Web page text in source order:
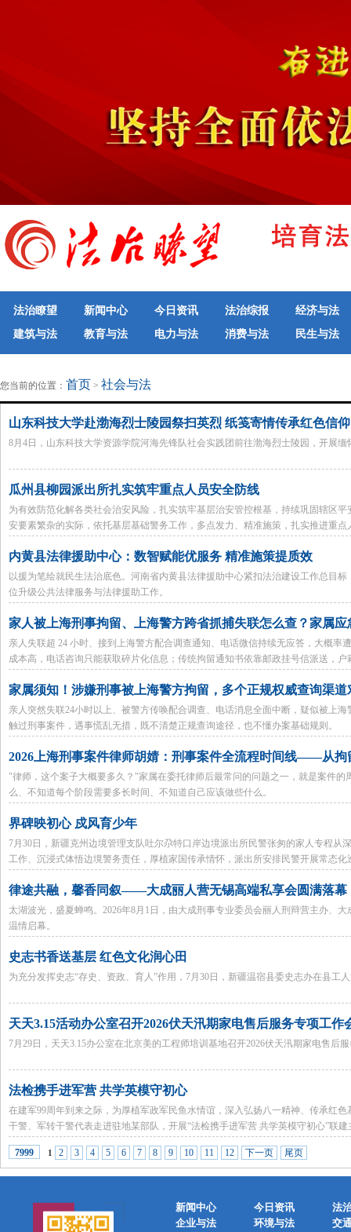
法治瞭望 新闻中心 今日资讯 法治综报
经济与法
建筑与法
教育与法 电力与法 消费与法
民生与法
地方法治联播
律师律所
您当前的位置： 首页 > 社会与法
山东科技大学赴渤海烈士陵园祭扫英烈 纸笺寄情传承红色信仰
8月4日，山东科技大学资源学院河海先锋队社会实践团前往渤海烈士陵园，开展
瓜州县柳园派出所扎实筑牢重点人员安全防线
为有效防范化解各类社会治安风险，扎实筑牢基层治安管控根基，持续巩固辖区
安要素繁杂的实际，依托基层基础警务工作，多点发力、精准施策，扎实推进重
内黄县法律援助中心：数智赋能优服务 精准施策提质效
以援为笔绘就民生法治底色。河南省内黄县法律援助中心紧扣法治建设工作总目
位升级公共法律服务与法律援助工作。
家人被上海刑事拘留、上海警方跨省抓捕失联怎么查？家属应
亲人失联超 24 小时、接到上海警方配合调查通知、电话微信持续无应答，大概
成本高，电话咨询只能获取碎片化信息；传统拘留通知书依靠邮政挂号信派送，
家属须知！涉嫌刑事被上海警方拘留，多个正规权威查询渠道
亲人突然失联24小时以上、被警方传唤配合调查、电话消息全面中断，疑似被上
触过刑事案件，遇事慌乱无措，既不清楚正规查询途径，也不懂办案基础规则。
2026上海刑事案件律师胡婧：刑事案件全流程时间线——从拘
"律师，这个案子大概要多久？"家属在委托律师后最常问的问题之一，就是案件
么、不知道每个阶段需要多长时间、不知道自己应该做些什么。
界碑映初心 戍风育少年
7月30日，新疆克州边境管理支队吐尔尕特口岸边境派出所民警张匆的家人专程
工作、沉浸式体悟边境警务责任，厚植家国传承情怀，派出所安排民警开展常态
律途共融，馨香同叙——大成丽人营无锡高端私享会圆满落幕
太湖波光，盛夏蝉鸣。2026年8月1日，由大成刑事专业委员会丽人刑辩营主办
温情启幕。
史志书香送基层 红色文化润心田
为充分发挥史志“存史、资政、育人”作用，7月30日，新疆温宿县委史志办在县工
天天3.15活动办公室召开2026伏天汛期家电售后服务专项工作
7月29日，天天3.15办公室在北京美的工程师培训基地召开2026伏天汛期家电售后
法检携手进军营 共学英模守初心
在建军99周年到来之际，为厚植军政军民鱼水情谊，深入弘扬八一精神、传承红
干警、军转干警代表走进驻地某部队，开展“法检携手进军营 共学英模守初心”联
7999 1 2 3 4 5 6 7 8 9 10 11 12 下一页 尾页
新闻中心 今日资讯
法
企业与法
环境与法
交